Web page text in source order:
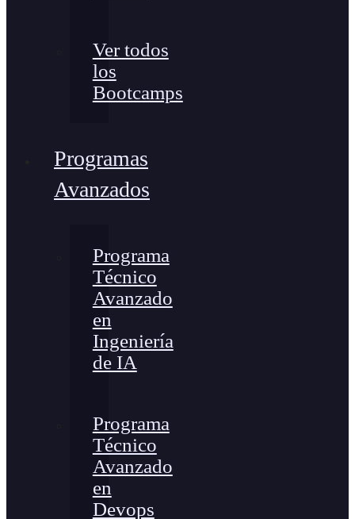
Ver todos
los
Bootcamps
Programas
Avanzados
Programa
Técnico
Avanzado
en
Ingeniería
de IA
Programa
Técnico
Avanzado
en
Devops